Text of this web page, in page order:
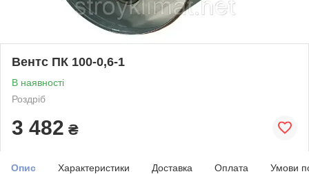
Вентс ПК 100-0,6-1
В наявності
Роздріб
3 482 ₴
Опис Характеристики Доставка Оплата Умови